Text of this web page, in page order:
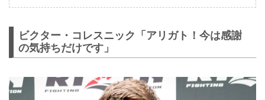
ビクター・コレスニック「アリガト！今は感謝
の気持ちだけです」